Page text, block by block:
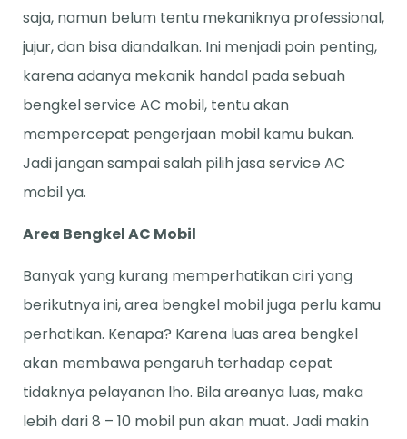
saja, namun belum tentu mekaniknya professional,
jujur, dan bisa diandalkan. Ini menjadi poin penting,
karena adanya mekanik handal pada sebuah
bengkel service AC mobil, tentu akan
mempercepat pengerjaan mobil kamu bukan.
Jadi jangan sampai salah pilih jasa service AC
mobil ya.
Area Bengkel AC Mobil
Banyak yang kurang memperhatikan ciri yang
berikutnya ini, area bengkel mobil juga perlu kamu
perhatikan. Kenapa? Karena luas area bengkel
akan membawa pengaruh terhadap cepat
tidaknya pelayanan lho. Bila areanya luas, maka
lebih dari 8 – 10 mobil pun akan muat. Jadi makin